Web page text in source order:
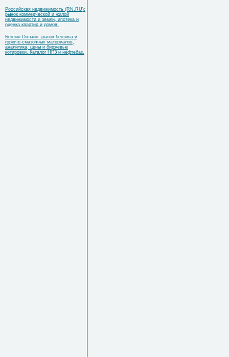
Российская недвижимость (RN.RU):
рынок коммерческой и жилой
недвижимости и земли, ипотека и
оценка квартир и домов.
Бензин Онлайн: рынок бензина и
горюче-смазочных материалов,
аналитика, цены и биржевые
котировки. Каталог НПЗ и нефтебаз.